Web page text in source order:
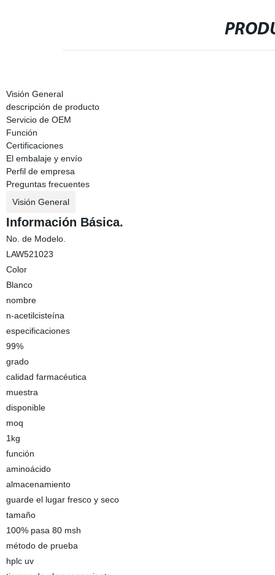
Visión General
descripción de producto
Servicio de OEM
Función
Certificaciones
El embalaje y envío
Perfil de empresa
Preguntas frecuentes
Visión General
Información Básica.
No. de Modelo.
LAW521023
Color
Blanco
nombre
n-acetilcisteína
especificaciones
99%
grado
calidad farmacéutica
muestra
disponible
moq
1kg
función
aminoácido
almacenamiento
guarde el lugar fresco y seco
tamaño
100% pasa 80 msh
método de prueba
hplc uv